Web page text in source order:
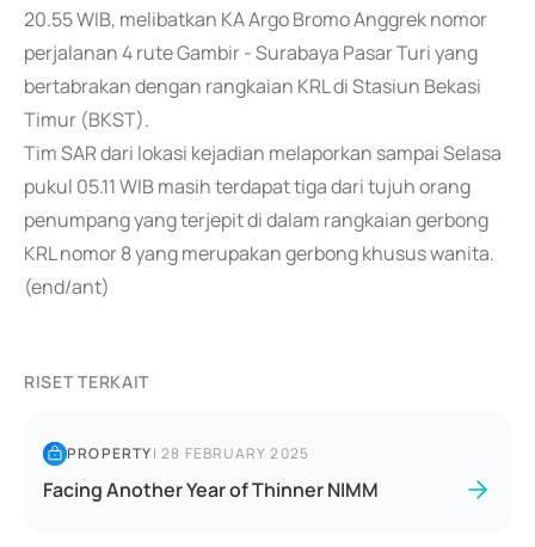
20.55 WIB, melibatkan KA Argo Bromo Anggrek nomor
perjalanan 4 rute Gambir - Surabaya Pasar Turi yang
bertabrakan dengan rangkaian KRL di Stasiun Bekasi
Timur (BKST).
Tim SAR dari lokasi kejadian melaporkan sampai Selasa
pukul 05.11 WIB masih terdapat tiga dari tujuh orang
penumpang yang terjepit di dalam rangkaian gerbong
KRL nomor 8 yang merupakan gerbong khusus wanita.
(end/ant)
RISET TERKAIT
PROPERTY|28 FEBRUARY 2025
Facing Another Year of Thinner NIMM